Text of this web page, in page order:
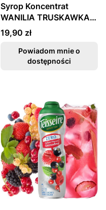
Syrop Koncentrat
WANILIA TRUSKAWKA
Vanilla Strawberry BEZ
CUKRU 600ml
TEISSEIRE
Cena
19,90 zł
Powiadom mnie o
dostępności